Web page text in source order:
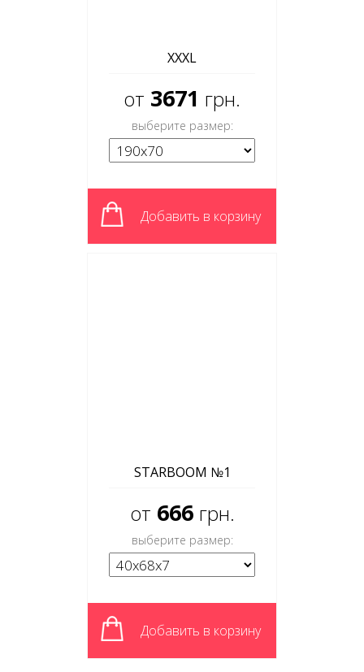
XXXL
от 3671 грн.
выберите размер:
Добавить в корзину
STARBOOM №1
от 666 грн.
выберите размер:
Добавить в корзину